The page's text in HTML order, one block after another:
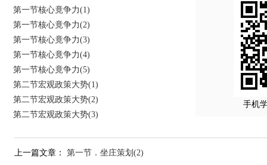
第一节核心竟争力(1)
第一节核心竟争力(2)
第一节核心竟争力(3)
第一节核心竟争力(4)
第一节核心竟争力(5)
第二节宏观政策大势(1)
第二节宏观政策大势(2)
第二节宏观政策大势(3)
手机
上一篇文章： 第一节．坐庄策划(2)